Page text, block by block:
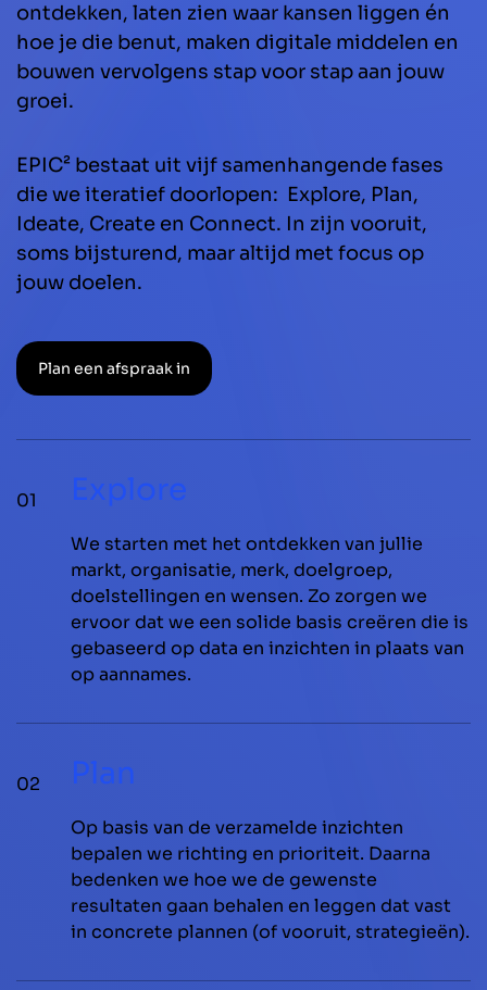
ontdekken, laten zien waar kansen liggen én
hoe je die benut, maken digitale middelen en
bouwen vervolgens stap voor stap aan jouw
groei.
EPIC² bestaat uit vijf samenhangende fases
die we iteratief doorlopen: Explore, Plan,
Ideate, Create en Connect. In zijn vooruit,
soms bijsturend, maar altijd met focus op
jouw doelen.
Plan een afspraak in
01 Explore
We starten met het ontdekken van jullie
markt, organisatie, merk, doelgroep,
doelstellingen en wensen. Zo zorgen we
ervoor dat we een solide basis creëren die is
gebaseerd op data en inzichten in plaats van
op aannames.
02 Plan
Op basis van de verzamelde inzichten
bepalen we richting en prioriteit. Daarna
bedenken we hoe we de gewenste
resultaten gaan behalen en leggen dat vast
in concrete plannen (of vooruit, strategieën).